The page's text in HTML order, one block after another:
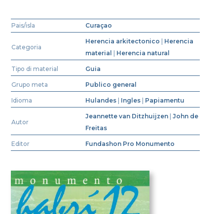
Pais/isla Curaçao
Categoria
Herencia arkitectonico
Herencia
material
Herencia natural
Tipo di material Guia
Grupo meta Publico general
Idioma Hulandes Ingles Papiamentu
Autor
Jeannette van Ditzhuijzen |John de
Freitas
Editor Fundashon Pro Monumento